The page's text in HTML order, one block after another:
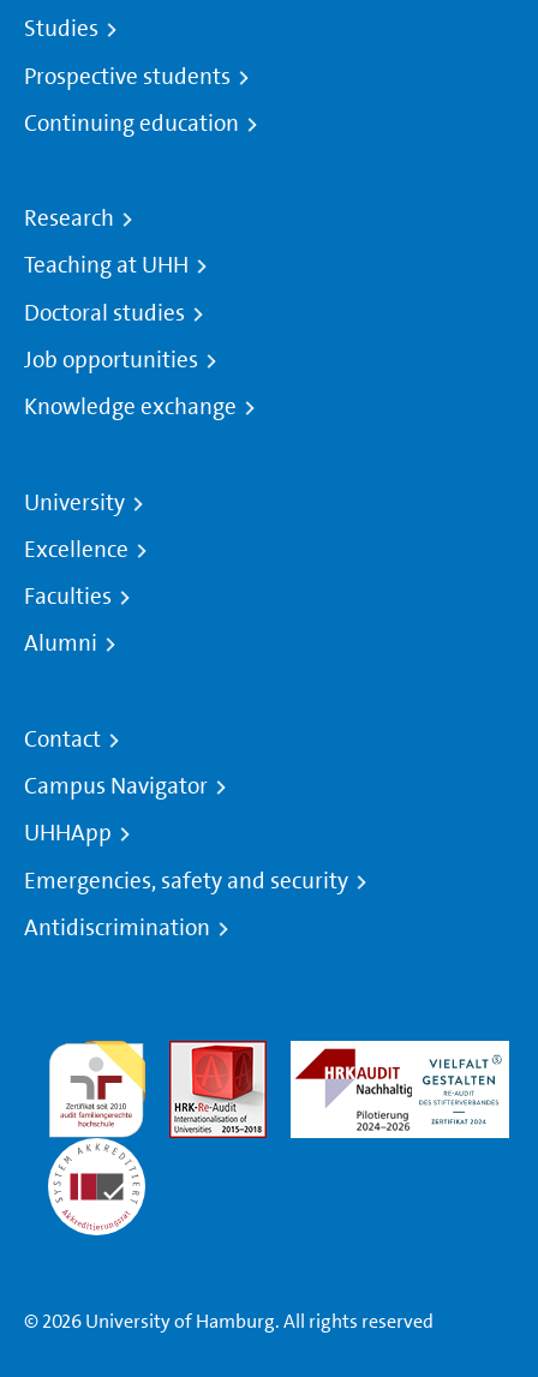
Studies
Prospective students
Continuing education
Research
Teaching at UHH
Doctoral studies
Job opportunities
Knowledge exchange
University
Excellence
Faculties
Alumni
Contact
Campus Navigator
UHHApp
Emergencies, safety and security
Antidiscrimination
© 2026 University of Hamburg. All rights reserved